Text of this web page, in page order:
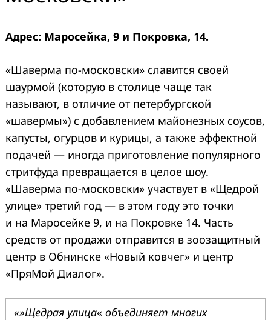
Адрес: Маросейка, 9 и Покровка, 14.
«Шаверма по-московски» славится своей
шаурмой (которую в столице чаще так
называют, в отличие от петербургской
«шавермы») с добавлением майонезных соусов,
капусты, огурцов и курицы, а также эффектной
подачей — иногда приготовление популярного
стритфуда превращается в целое шоу.
«Шаверма по-московски» участвует в «Щедрой
улице» третий год — в этом году это точки
и на Маросейке 9, и на Покровке 14. Часть
средств от продажи отправится в зоозащитный
центр в Обнинске «Новый ковчег» и центр
«ПряМой Диалог».
«»Щедрая улица« объединяет многих